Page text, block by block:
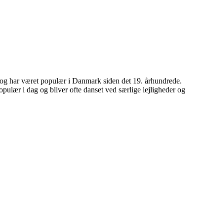
har været populær i Danmark siden det 19. århundrede.
i dag og bliver ofte danset ved særlige lejligheder og